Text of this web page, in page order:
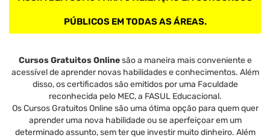
PÚBLICOS EM TODAS AS ÁREAS.
Cursos Gratuitos Onlinesão a maneira mais conveniente e
acessível de aprender novas habilidades e conhecimentos. Além
disso, os certificados são emitidos por uma Faculdade
reconhecida pelo MEC, a FASUL Educacional.
Os Cursos Gratuitos Online são uma ótima opção para quem quer
aprender uma nova habilidade ou se aperfeiçoar em um
determinado assunto, sem ter que investir muito dinheiro. Além